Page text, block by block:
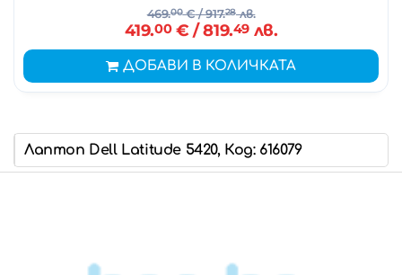
469.00€/ 917.28лв.
419.00€ / 819.49лв.
ДОБАВИ В КОЛИЧКАТА
Лаптоп Dell Latitude 5420, Код: 616079